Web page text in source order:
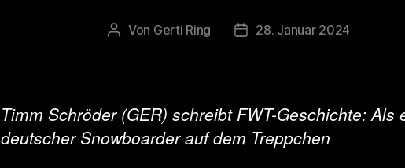
Beitragsautor
Von Gerti Ring Veröffentlichungsdatum
28. Januar 2024
Timm Schröder (GER) schreibt FWT-Geschichte: Als
deutscher Snowboarder auf dem Treppchen